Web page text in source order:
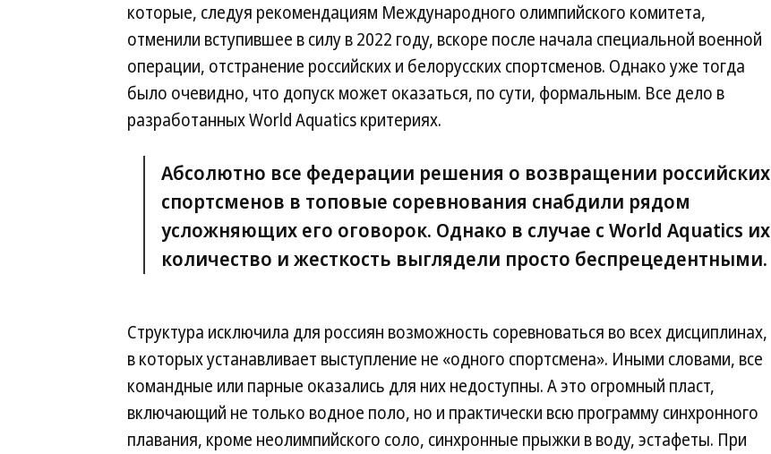
которые, следуя рекомендациям Международного олимпийского комитета,
отменили вступившее в силу в 2022 году, вскоре после начала специальной военной
операции, отстранение российских и белорусских спортсменов. Однако уже тогда
было очевидно, что допуск может оказаться, по сути, формальным. Все дело в
разработанных World Aquatics критериях.
Абсолютно все федерации решения о возвращении российских
спортсменов в топовые соревнования снабдили рядом
усложняющих его оговорок. Однако в случае с World Aquatics их
количество и жесткость выглядели просто беспрецедентными.
Структура исключила для россиян возможность соревноваться во всех дисциплинах,
в которых устанавливает выступление не «одного спортсмена». Иными словами, все
командные или парные оказались для них недоступны. А это огромный пласт,
включающий не только водное поло, но и практически всю программу синхронного
плавания, кроме неолимпийского соло, синхронные прыжки в воду, эстафеты. При